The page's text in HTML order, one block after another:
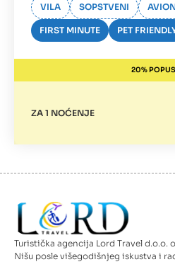
VILA SOPSTVENI
FIRST MINUTE PET
20%
ZA 1 NOĆENJE
Turistička agencija Lord Travel d.o.o.
Nišu posle višegodišnjeg iskustva i